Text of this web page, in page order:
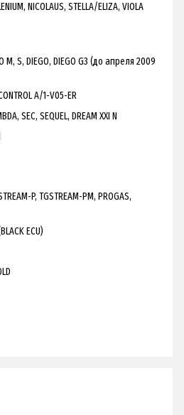
NICOLAUS, STELLA/ELIZA, VIOLA
M, S, DIEGO, DIEGO G3 (до апреля 2009
A/1-V05-ER
SEC, SEQUEL, DREAM XXI N
P, TGSTREAM-PM, PROGAS,
ECU)